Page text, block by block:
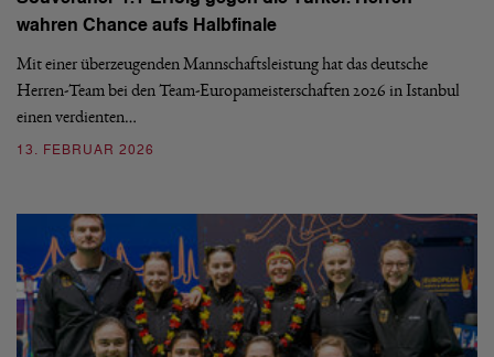
wahren Chance aufs Halbfinale
Mit einer überzeugenden Mannschaftsleistung hat das deutsche
Herren-Team bei den Team-Europameisterschaften 2026 in Istanbul
einen verdienten…
13. FEBRUAR 2026